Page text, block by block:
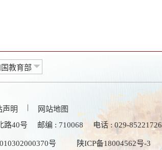
教育部
声明 |
网站地图
路40号
邮编 : 710068 电话 : 029-85221726
号 陕ICP备18004562号-3